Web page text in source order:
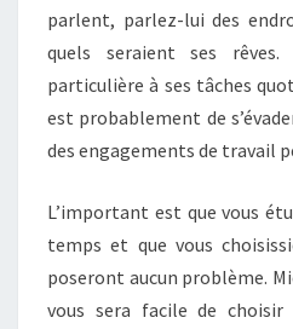
parlent, parlez-lui des
quels seraient ses
particulière à ses tâches
est probablement de
des engagements de travail
L’important est que vous
temps et que vous
poseront aucun problème.
vous sera facile de